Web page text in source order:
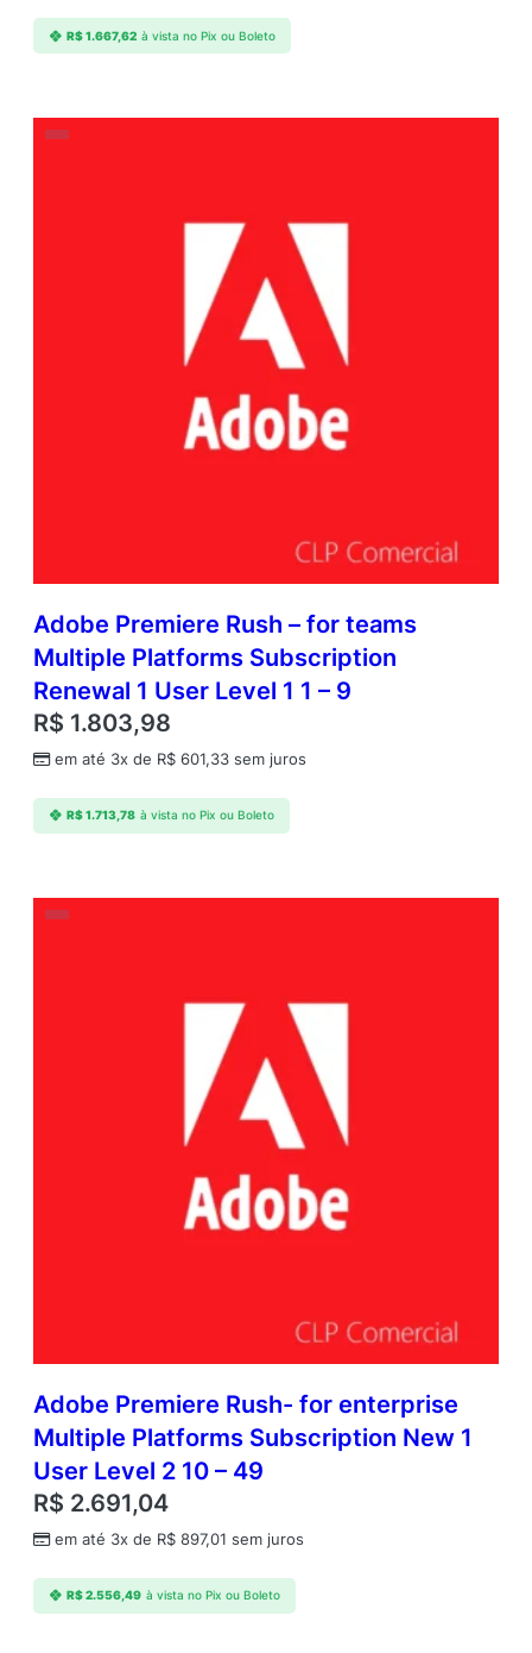
R$1.667,62 à vista no Pix ou Boleto
Adobe Premiere Rush – for teams
Multiple Platforms Subscription
Renewal 1 User Level 1 1 – 9
R$ 1.803,98
em até 3x de R$ 601,33 sem juros
R$1.713,78 à vista no Pix ou Boleto
Adobe Premiere Rush- for enterprise
Multiple Platforms Subscription New 1
User Level 2 10 – 49
R$ 2.691,04
em até 3x de R$ 897,01 sem juros
R$2.556,49 à vista no Pix ou Boleto